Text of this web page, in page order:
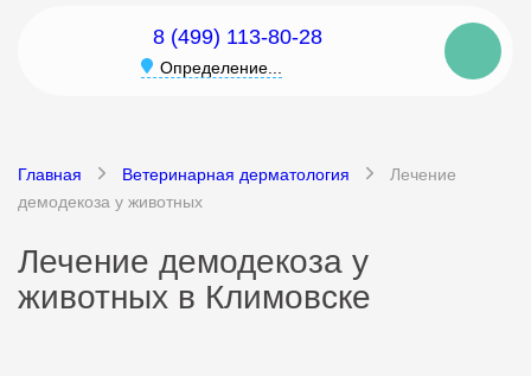
8 (499) 113-80-28
Определение...
Главная Ветеринарная дерматология
Лечение
демодекоза у животных
Лечение демодекоза у
животных в Климовске